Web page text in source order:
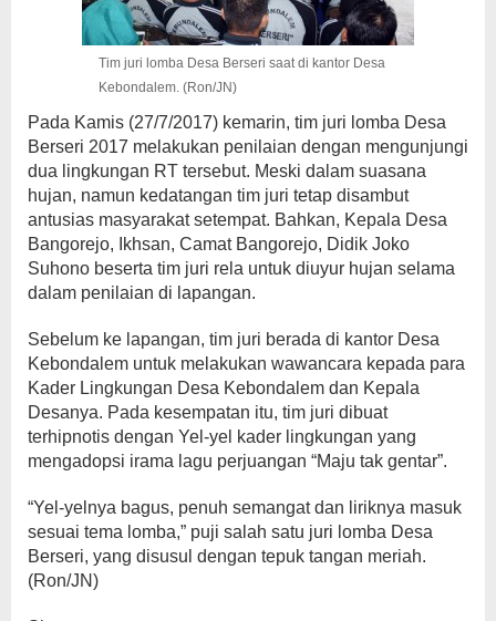
Tim juri lomba Desa Berseri saat di kantor Desa
Kebondalem. (Ron/JN)
Pada Kamis (27/7/2017) kemarin, tim juri lomba Desa
Berseri 2017 melakukan penilaian dengan mengunjungi
dua lingkungan RT tersebut. Meski dalam suasana
hujan, namun kedatangan tim juri tetap disambut
antusias masyarakat setempat. Bahkan, Kepala Desa
Bangorejo, Ikhsan, Camat Bangorejo, Didik Joko
Suhono beserta tim juri rela untuk diuyur hujan selama
dalam penilaian di lapangan.
Sebelum ke lapangan, tim juri berada di kantor Desa
Kebondalem untuk melakukan wawancara kepada para
Kader Lingkungan Desa Kebondalem dan Kepala
Desanya. Pada kesempatan itu, tim juri dibuat
terhipnotis dengan Yel-yel kader lingkungan yang
mengadopsi irama lagu perjuangan “Maju tak gentar”.
“Yel-yelnya bagus, penuh semangat dan liriknya masuk
sesuai tema lomba,” puji salah satu juri lomba Desa
Berseri, yang disusul dengan tepuk tangan meriah.
(Ron/JN)